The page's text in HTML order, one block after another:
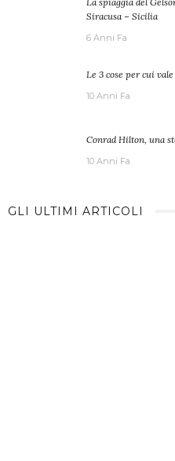
Siracusa – Sicilia
6 Anni Fa
Le 3 cose per cui
10 Anni Fa
Conrad Hilton, una
10 Anni Fa
GLI ULTIMI ARTICOLI